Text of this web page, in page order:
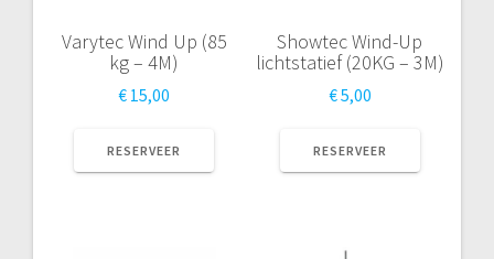
Varytec Wind Up (85
kg – 4M)
€ 15,00
RESERVEER
Showtec Wind-Up
lichtstatief (20KG – 3M)
€5,00
RESERVEER